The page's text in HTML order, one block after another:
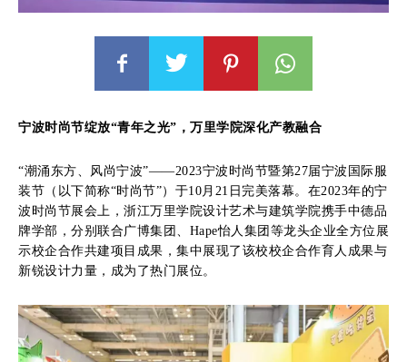
宁波时尚节绽放“青年之光”，万里学院深化产教融合
“潮涌东方、风尚宁波”——2023宁波时尚节暨第27届宁波国际服
装节（以下简称“时尚节”）于10月21日完美落幕。在2023年的宁
波时尚节展会上，浙江万里学院设计艺术与建筑学院携手中德品
牌学部，分别联合广博集团、Hape怡人集团等龙头企业全方位展
示校企合作共建项目成果，集中展现了该校校企合作育人成果与
新锐设计力量，成为了热门展位。